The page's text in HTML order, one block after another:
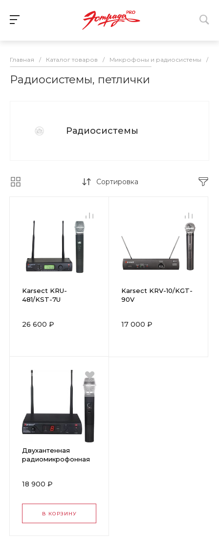
Главная / Каталог товаров / Микрофоны и радиосистемы /
Радиосистемы, петлички
Радиосистемы
Сортировка
Karsect KRU-
481/KST-7U
26 600 ₽
Karsect KRV-10/KGT-
90V
17 000 ₽
Двухантенная
радиомикрофонная
микрофономи
6U
18 900 ₽
В КОРЗИНУ